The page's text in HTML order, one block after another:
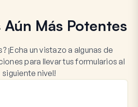
Aún Más Potentes
¡Echa un vistazo a algunas de
para llevar tus formularios al
siguiente nivel!